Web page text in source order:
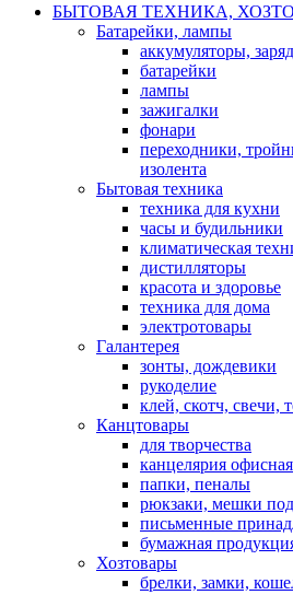
БЫТОВАЯ ТЕХНИКА,
Батарейки, лампы
аккумуляторы,
батарейки
лампы
зажигалки
фонари
переходники,
изолента
Бытовая техника
техника для кухни
часы и будильники
климатическая
дистилляторы
красота и здоровье
техника для дома
электротовары
Галантерея
зонты, дождевики
рукоделие
клей, скотч, свечи,
Канцтовары
для творчества
канцелярия офисная
папки, пеналы
рюкзаки, мешки
письменные
бумажная
Хозтовары
брелки, замки,